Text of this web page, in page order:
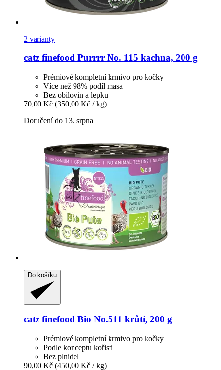
2 varianty
catz finefood Purrrr No. 115 kachna, 200 g
Prémiové kompletní krmivo pro kočky
Více než 98% podíl masa
Bez obilovin a lepku
70,00 Kč (350,00 Kč / kg)
Doručení do 13. srpna
Do košíku
catz finefood Bio No.511 krůtí, 200 g
Prémiové kompletní krmivo pro kočky
Podle konceptu kořisti
Bez plnidel
90,00 Kč (450,00 Kč / kg)